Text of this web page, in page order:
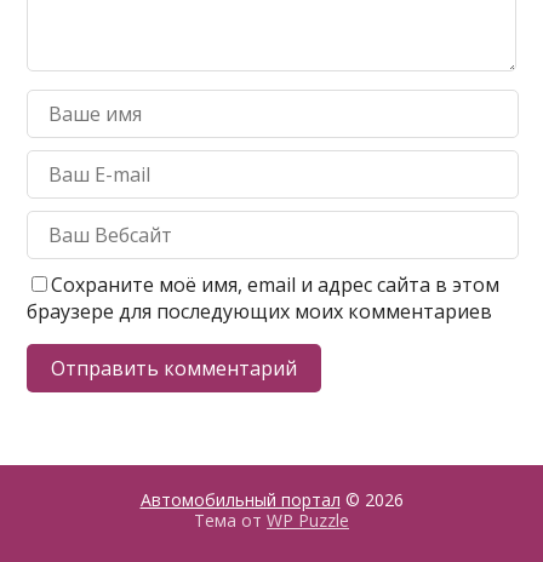
Сохраните моё имя, email и адрес сайта в этом
браузере для последующих моих комментариев
Автомобильный портал © 2026
Тема от WP Puzzle